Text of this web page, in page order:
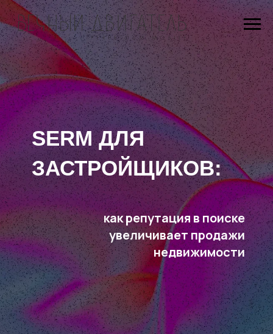
как репутация в поиске
увеличивает продажи
недвижимости
SERM ДЛЯ
ЗАСТРОЙЩИКОВ: